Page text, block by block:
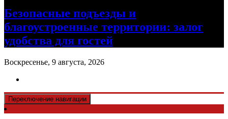
Безопасные подъезды и
благоустроенные территории: залог
удобства для гостей
Воскресенье, 9 августа, 2026
Переключение навигации